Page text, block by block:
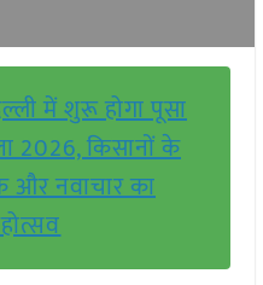
में शुरू होगा पूसा
2026, किसानों के
और नवाचार का